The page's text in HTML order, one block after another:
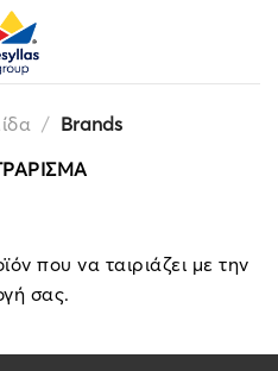
/ Brands
που να ταιριάζει με την
σας.